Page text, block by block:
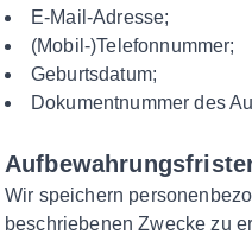
E-Mail-Adresse;
(Mobil-)Telefonnummer;
Geburtsdatum;
Dokumentnummer des
Wir speichern
beschriebenen Zwecke zu